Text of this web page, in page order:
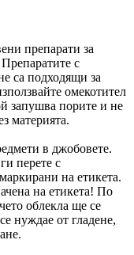
препарати за
с
са подходящи за
омекотител
запушва порите и не
материята.
в джобовете.
перете с
на етикета.
на етикета! По
облекла ще се
нуждае от гладене,